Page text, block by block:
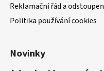
Reklamační řád a
Politika používání cookies
Novinky